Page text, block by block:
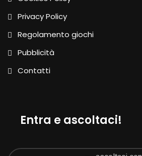
Privacy Policy
Regolamento giochi
Pubblicità
Contatti
Entra e ascoltaci!